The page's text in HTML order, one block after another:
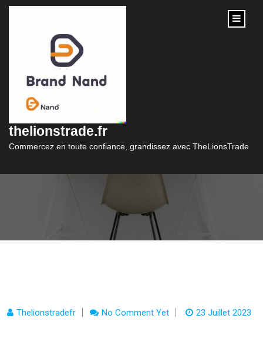
content
thelionstrade.fr
Commercez en toute confiance, grandissez avec TheLionsTrade
Paris : Une Merveille
du Commerce à
Découvrir
Thelionstradefr No Comment Yet 23 Juillet 2023